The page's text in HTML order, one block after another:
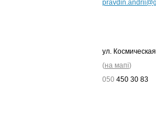
ул.
(на мапі)
050 450 30 83